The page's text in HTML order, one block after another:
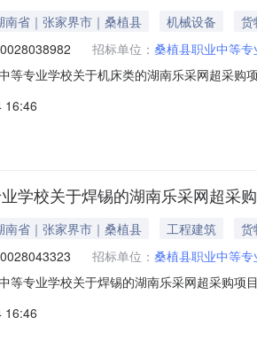
南省｜张家界市｜桑植县 机械设备 货
招标单位： 桑植县职业中等
等专业学校关于机床类的湖南乐采网超采
单位信息采购单位名称：桑植县职业中等
16:46
学校关于焊锡的湖南乐采网超采
南省｜张家界市｜桑植县 工程建筑 货
招标单位： 桑植县职业中等
等专业学校关于焊锡的湖南乐采网超采购
信息采购单位名称：桑植县职业中等专业学
16:46